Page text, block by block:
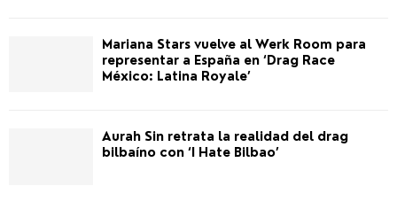
Mariana Stars vuelve al Werk Room para
representar a España en ‘Drag Race
México: Latina Royale’
Aurah Sin retrata la realidad del drag
bilbaíno con ‘I Hate Bilbao’